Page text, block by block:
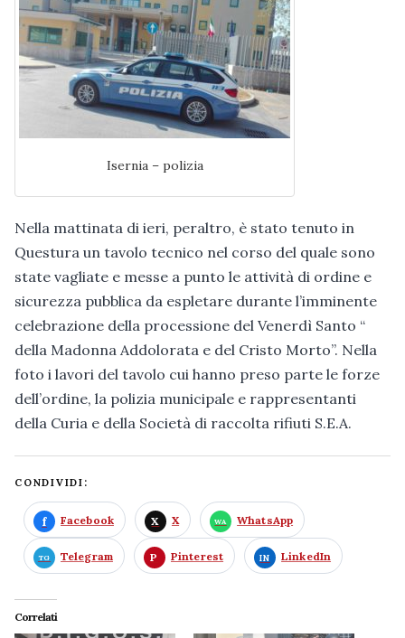
Isernia – polizia
Nella mattinata di ieri, peraltro, è stato tenuto in
Questura un tavolo tecnico nel corso del quale sono
state vagliate e messe a punto le attività di ordine e
sicurezza pubblica da espletare durante l’imminente
celebrazione della processione del Venerdì Santo “
della Madonna Addolorata e del Cristo Morto”. Nella
foto i lavori del tavolo cui hanno preso parte le forze
dell’ordine, la polizia municipale e rappresentanti
della Curia e della Società di raccolta rifiuti S.E.A.
CONDIVIDI:
Facebook X WhatsApp
Telegram Pinterest LinkedIn
Correlati